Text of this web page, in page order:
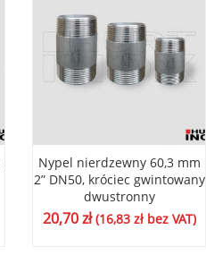
Nypel nierdzewny 60,3 mm
2” DN50, króciec gwintowany
dwustronny
20,70zł (16,83 złbez VAT)